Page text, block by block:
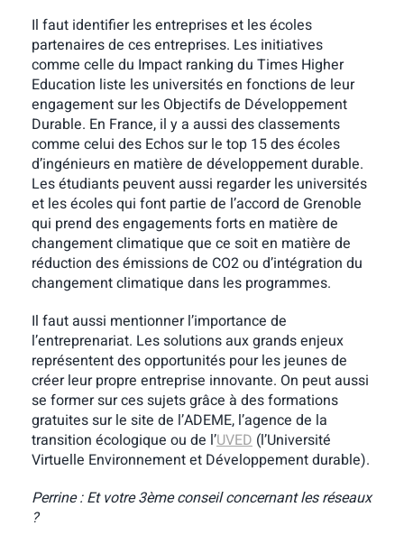
Il faut identifier les entreprises et les écoles
partenaires de ces entreprises. Les initiatives
comme celle du Impact ranking du Times Higher
Education liste les universités en fonctions de leur
engagement sur les Objectifs de Développement
Durable. En France, il y a aussi des classements
comme celui des Echos sur le top 15 des écoles
d’ingénieurs en matière de développement durable.
Les étudiants peuvent aussi regarder les universités
et les écoles qui font partie de l’accord de Grenoble
qui prend des engagements forts en matière de
changement climatique que ce soit en matière de
réduction des émissions de CO2 ou d’intégration du
changement climatique dans les programmes.
Il faut aussi mentionner l’importance de
l’entreprenariat. Les solutions aux grands enjeux
représentent des opportunités pour les jeunes de
créer leur propre entreprise innovante. On peut aussi
se former sur ces sujets grâce à des formations
gratuites sur le site de l’ADEME, l’agence de la
transition écologique ou de l’UVED(l’Université
Virtuelle Environnement et Développement durable).
Perrine : Et votre 3ème conseil concernant les réseaux
?